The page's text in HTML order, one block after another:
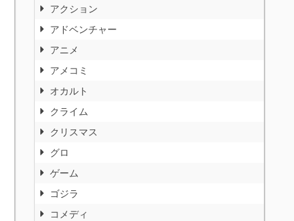
アクション
アドベンチャー
アニメ
アメコミ
オカルト
クライム
クリスマス
グロ
ゲーム
ゴジラ
コメディ